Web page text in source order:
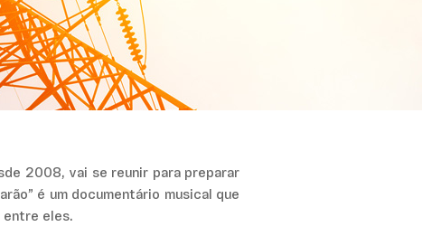
2008, vai se reunir para preparar
é um documentário musical que
entre eles.